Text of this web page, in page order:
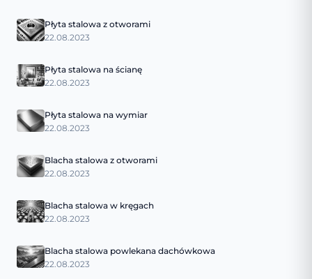
Płyta stalowa z otworami
22.08.2023
Płyta stalowa na ścianę
22.08.2023
Płyta stalowa na wymiar
22.08.2023
Blacha stalowa z otworami
22.08.2023
Blacha stalowa w kręgach
22.08.2023
Blacha stalowa powlekana dachówkowa
22.08.2023